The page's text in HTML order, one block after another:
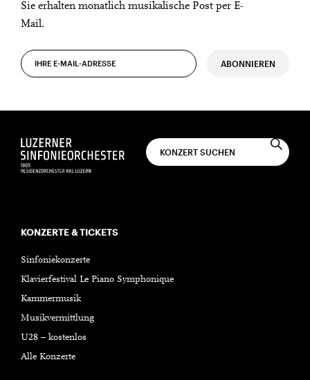
Sie erhalten monatlich musikalische Post per E-
Mail.
ABONNIEREN
KONZERTE & TICKETS
Sinfoniekonzerte
Klavierfestival Le Piano Symphonique
Kammermusik
Musikvermittlung
U28 – kostenlos
Alle Konzerte